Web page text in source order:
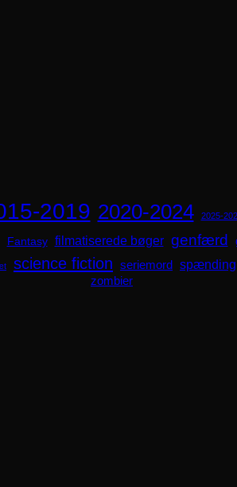
2019 2020-2024 2025-
Fantasy filmatiserede bøger genfærd
science fiction seriemord spænding
zombier